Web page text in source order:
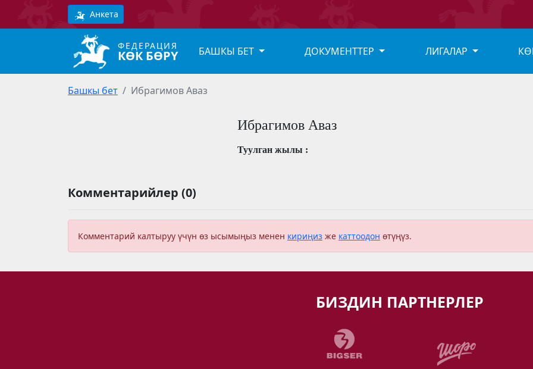
Анкета
ФЕДЕРАЦИЯ
КӨК БӨРҮ БАШКЫ БЕТ ДОКУМЕНТТЕР ЛИГАЛАР
Башкы бет Ибрагимов Аваз
Ибрагимов Аваз
Туулган жылы :
Комментарийлер (0)
Комментарий калтыруу үчүн өз ысымыңыз менен кириңиз же каттоодон өтүңүз.
БИЗДИН ПАРТНЕРЛЕР